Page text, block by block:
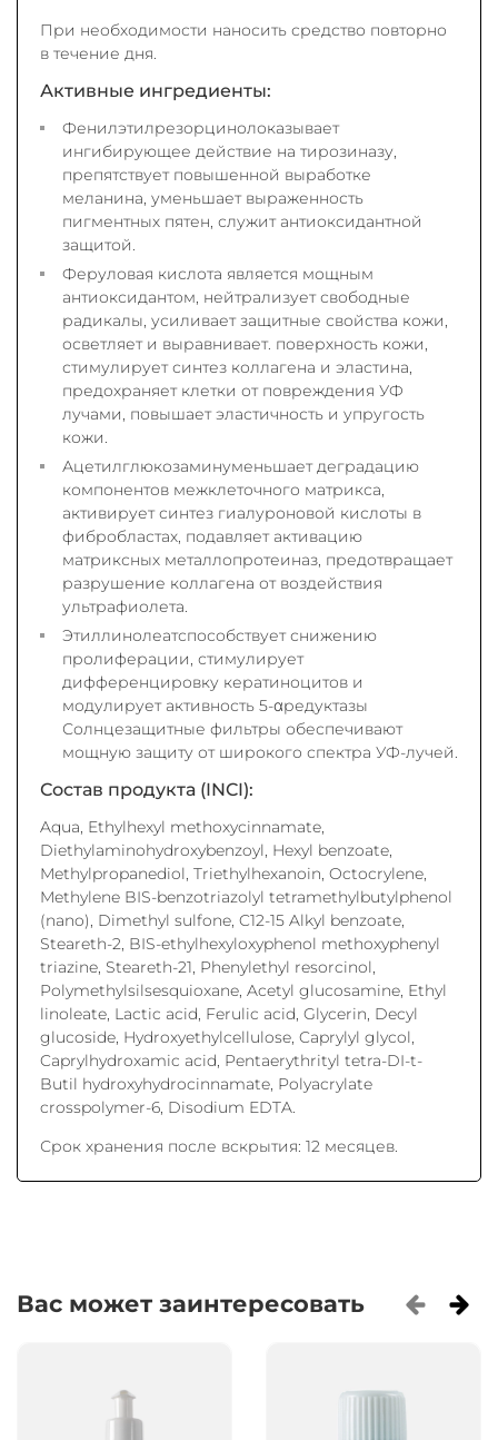
При необходимости наносить средство повторно
в течение дня.
Активные ингредиенты:
Фенилэтилрезорцинолоказывает
ингибирующее действие на тирозиназу,
препятствует повышенной выработке
меланина, уменьшает выраженность
пигментных пятен, служит антиоксидантной
защитой.
Феруловая кислота является мощным
антиоксидантом, нейтрализует свободные
радикалы, усиливает защитные свойства кожи,
осветляет и выравнивает. поверхность кожи,
стимулирует синтез коллагена и эластина,
предохраняет клетки от повреждения УФ
лучами, повышает эластичность и упругость
кожи.
Ацетилглюкозаминуменьшает деградацию
компонентов межклеточного матрикса,
активирует синтез гиалуроновой кислоты в
фибробластах, подавляет активацию
матриксных металлопротеиназ, предотвращает
разрушение коллагена от воздействия
ультрафиолета.
Этиллинолеатспособствует снижению
пролиферации, стимулирует
дифференцировку кератиноцитов и
модулирует активность 5-αредуктазы
Солнцезащитные фильтры обеспечивают
мощную защиту от широкого спектра УФ-лучей.
Состав продукта (INCI):
Aqua, Ethylhexyl methoxycinnamate,
Diethylaminohydroxybenzoyl, Hexyl benzoate,
Methylpropanediol, Triethylhexanoin, Octocrylene,
Methylene BIS-benzotriazolyl tetramethylbutylphenol
(nano), Dimethyl sulfone, C12-15 Alkyl benzoate,
Steareth-2, BIS-ethylhexyloxyphenol methoxyphenyl
triazine, Steareth-21, Phenylethyl resorcinol,
Polymethylsilsesquioxane, Acetyl glucosamine, Ethyl
linoleate, Lactic acid, Ferulic acid, Glycerin, Decyl
glucoside, Hydroxyethylcellulose, Caprylyl glycol,
Caprylhydroxamic acid, Pentaerythrityl tetra-DI-t-
Butil hydroxyhydrocinnamate, Polyacrylate
crosspolymer-6, Disodium EDTA.
Срок хранения после вскрытия: 12 месяцев.
Вас может заинтересовать